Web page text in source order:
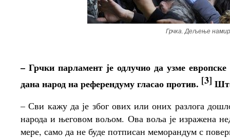
Грчка. Дељење
– Грчки парламент је одлучио да узме
дана народ на референдуму гласао против. [3]
– Сви кажу да је због ових или оних разлога
народа и његовом вољом. Ова воља је изражена
мере, само да не буде потписан меморандум с